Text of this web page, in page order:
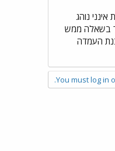
נוהג
בשאלה ממש
העמדה
You must log in